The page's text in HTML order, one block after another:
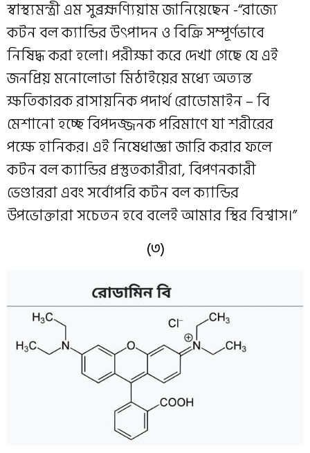
স্বাস্থ্যমন্ত্রী এম সুব্রহ্মণ্যিয়াম জানিয়েছেন -“রাজ্যে
কটন বল ক্যান্ডির উৎপাদন ও বিক্রি সম্পূর্ণভাবে
নিষিদ্ধ করা হলো। পরীক্ষা করে দেখা গেছে যে এই
জনপ্রিয় মনোলোভা মিঠাইয়ের মধ্যে অত্যন্ত
ক্ষতিকারক রাসায়নিক পদার্থ রোডোমাইন – বি
মেশানো হচ্ছে বিপদজ্জনক পরিমাণে যা শরীরের
পক্ষে হানিকর। এই নিষেধাজ্ঞা জারি করার ফলে
কটন বল ক্যান্ডির প্রস্তুতকারীরা, বিপণনকারী
ভেণ্ডাররা এবং সর্বোপরি কটন বল ক্যান্ডির
উপভোক্তারা সচেতন হবে বলেই আমার স্থির বিশ্বাস।”
(৩)